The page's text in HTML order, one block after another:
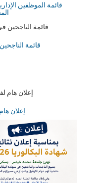
قائمة الموظفين
قائمة
إعلان